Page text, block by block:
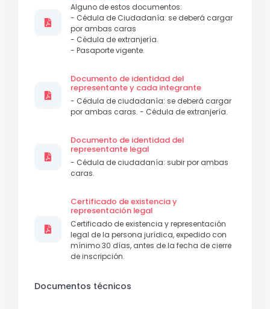
Alguno de estos documentos:
- Cédula de Ciudadanía: se deberá cargar
por ambas caras
- Cédula de extranjería.
- Pasaporte vigente.
Documento de identidad del
representante y cada integrante
- Cédula de ciudadanía: se deberá cargar
por ambas caras. - Cédula de extranjería.
Documento de identidad del
representante legal
- Cédula de ciudadanía: subir por ambas
caras.
Certificado de existencia y
representación legal
Certificado de existencia y representación
legal de la persona jurídica, expedido con
mínimo 30 días, antes de la fecha de cierre
de inscripción.
Documentos técnicos